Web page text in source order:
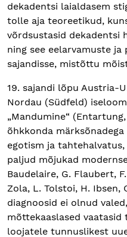
dekadentsi laialdasem
tolle aja teoreetikud,
võrdsustasid dekadentsi
ning see eelarvamuste
sajandisse, mistõttu
19. sajandi lõpu Austria-
Nordau (Südfeld)
„Mandumine“ (Entartung,
õhkkonda
egotism ja
paljud mõjukad
Baudelaire, G. Flaubert,
Zola, L. Tolstoi, H. Ibsen,
diagnoosid ei olnud
mõttekaaslased
loojatele tunnuslikest